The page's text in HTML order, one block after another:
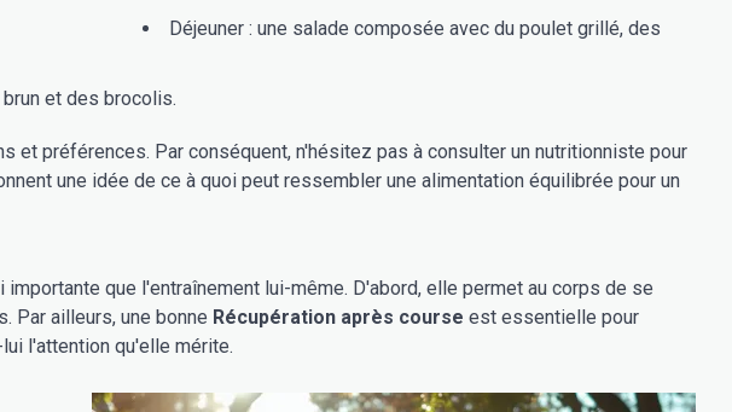
Déjeuner : une salade composée avec du poulet grillé, des
et des brocolis.
et préférences. Par conséquent, n'hésitez pas à consulter un nutritionniste pour
une idée de ce à quoi peut ressembler une alimentation équilibrée pour un
que l'entraînement lui-même. D'abord, elle permet au corps de se
Par ailleurs, une bonne Récupération après course est essentielle pour
l'attention qu'elle mérite.